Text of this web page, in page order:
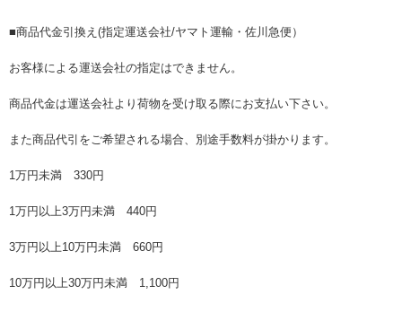
■商品代金引換え(指定運送会社/ヤマト運輸・佐川急便）
お客様による運送会社の指定はできません。
商品代金は運送会社より荷物を受け取る際にお支払い下さい。
また商品代引をご希望される場合、別途手数料が掛かります。
1万円未満 330円
1万円以上3万円未満 440円
3万円以上10万円未満 660円
10万円以上30万円未満 1,100円